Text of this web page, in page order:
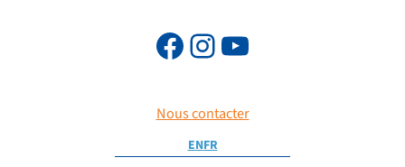
Nous contacter
ENFR